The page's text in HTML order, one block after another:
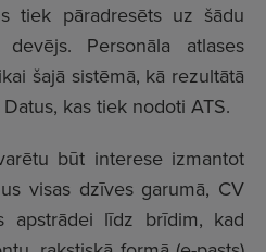
tiek pāradresēts uz šādu
Personāla atlases
šajā sistēmā, kā rezultātā
kas tiek nodoti ATS.
būt interese izmantot
visas dzīves garumā, CV
apstrādei līdz brīdim, kad